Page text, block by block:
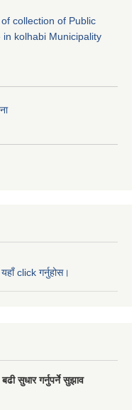
collection of Public
kolhabi Municipality
click गर्नुहोस।
सुधार गर्नुपर्ने सुझाव